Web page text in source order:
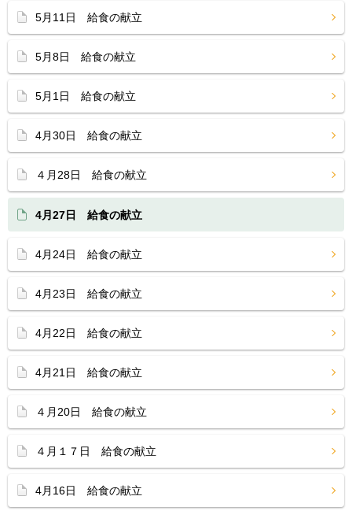
5月11日 給食の献立
5月8日 給食の献立
5月1日 給食の献立
4月30日 給食の献立
４月28日 給食の献立
4月27日 給食の献立
4月24日 給食の献立
4月23日 給食の献立
4月22日 給食の献立
4月21日 給食の献立
４月20日 給食の献立
４月１７日 給食の献立
4月16日 給食の献立